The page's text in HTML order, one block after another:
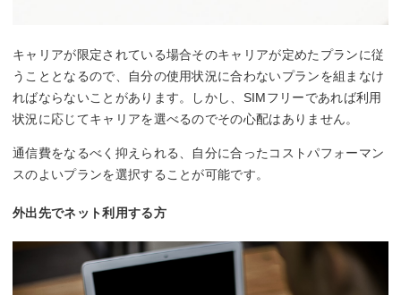
キャリアが限定されている場合そのキャリアが定めたプランに従
うこととなるので、自分の使用状況に合わないプランを組まなけ
ればならないことがあります。しかし、SIMフリーであれば利用
状況に応じてキャリアを選べるのでその心配はありません。
通信費をなるべく抑えられる、自分に合ったコストパフォーマン
スのよいプランを選択することが可能です。
外出先でネット利用する方